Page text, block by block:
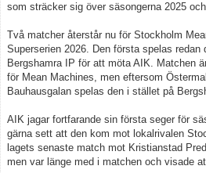
som sträcker sig över säsongerna 2025
Två matcher återstår nu för Stockholm
Superserien 2026. Den första spelas redan
Bergshamra IP för att möta AIK. Matchen
för Mean Machines, men eftersom
Bauhausgalan spelas den i stället på
AIK jagar fortfarande sin första seger för
gärna sett att den kom mot lokalrivalen
lagets senaste match mot Kristianstad
men var länge med i matchen och visade